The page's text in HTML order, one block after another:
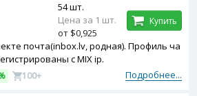
почта(inbox.lv, родная). Профиль ча
с MIX ip.
Подробнее...
100+
54 шт.
Цена за 1 шт.
от $0,925
Купить